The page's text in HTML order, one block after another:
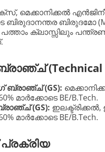
മെക്കാനിക്കൽ
ബിരുദാനന്തര ബിരുദമോ
ക്ലാസ്സിലും
(Technical
ബ്രാഞ്ച് (GS):
മാർക്കോടെ BE/B.Tech.
(GS):
മാർക്കോടെ BE/B.Tech.